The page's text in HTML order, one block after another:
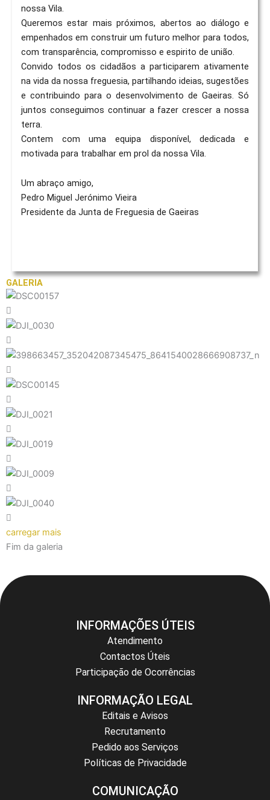
nossa Vila.
Queremos estar mais próximos, abertos ao diálogo e
empenhados em construir um futuro melhor para todos,
com transparência, compromisso e espirito de união.
Convido todos os cidadãos a participarem ativamente
na vida da nossa freguesia, partilhando ideias, sugestões
e contribuindo para o desenvolvimento de Gaeiras. Só
juntos conseguimos continuar a fazer crescer a nossa
terra.
Contem com uma equipa disponível, dedicada e
motivada para trabalhar em prol da nossa Vila.
Um abraço amigo,
Pedro Miguel Jerónimo Vieira
Presidente da Junta de Freguesia de Gaeiras
GALERIA
carregar mais
Fim da galeria
INFORMAÇÕES ÚTEIS
Atendimento
Contactos Úteis
Participação de Ocorrências
INFORMAÇÃO LEGAL
Editais e Avisos
Recrutamento
Pedido aos Serviços
Políticas de Privacidade
COMUNICAÇÃO